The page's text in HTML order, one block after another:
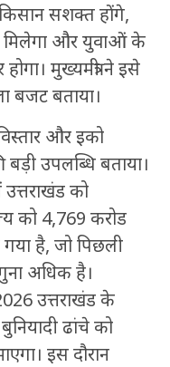
सशक्त होंगे,
मिलेगा और युवाओं के
मुख्यमंत्री ने इसे
बजट बताया।
और इको
उपलब्धि बताया।
उत्तराखंड को
को 4,769 करोड
है, जो पिछली
अधिक है।
उत्तराखंड के
ढांचे को
इस दौरान